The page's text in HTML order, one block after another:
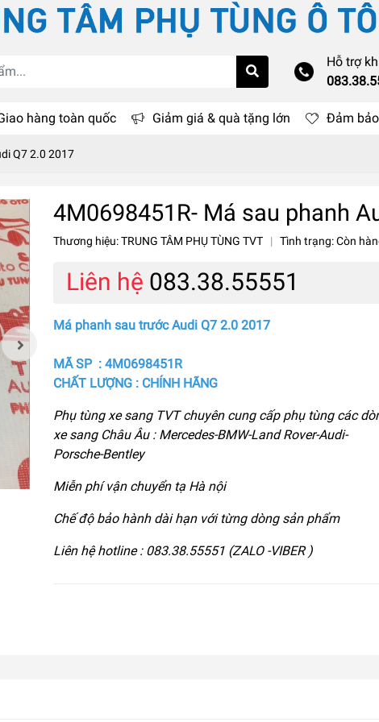
Hỗ trợ
hàng toàn quốc Giảm giá & quà tặng lớn Đảm
Q7 2.0 2017
4M0698451R- Má sau phanh
Thương hiệu:TRUNG TÂM PHỤ TÙNG TVT | Tình trạng:Còn
Liên hệ 083.38.55551
Má phanh sau trước Audi Q7 2.0 2017
MÃ SP : 4M0698451R
CHẤT LƯỢNG : CHÍNH HÃNG
Phụ tùng xe sang TVT chuyên cung cấp phụ tùng các
xe sang Châu Âu : Mercedes-BMW-Land Rover-Audi-
Porsche-Bentley
Miễn phí vận chuyển tạ Hà nội
Chế độ bảo hành dài hạn với từng dòng sản phẩm
Liên hệ hotline : 083.38.55551 (ZALO -VIBER )